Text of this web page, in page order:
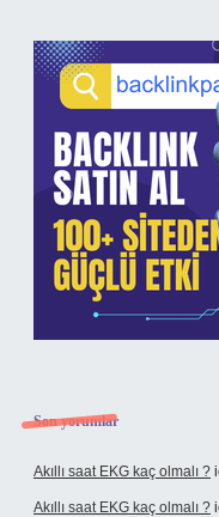
Sidebar
Son yorumlar
Akıllı saat EKG kaç olmalı ?
Akıllı saat EKG kaç olmalı ?